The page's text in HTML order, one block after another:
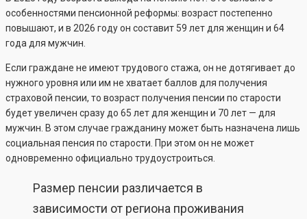
особенностями пенсионной реформы: возраст постепенно
повышают, и в 2026 году он составит 59 лет для женщин и 64
года для мужчин.
Если граждане не имеют трудового стажа, он не дотягивает до
нужного уровня или им не хватает баллов для получения
страховой пенсии, то возраст получения пенсии по старости
будет увеличен сразу до 65 лет для женщин и 70 лет — для
мужчин. В этом случае гражданину может быть назначена лишь
социальная пенсия по старости. При этом он не может
одновременно официально трудоустроиться.
Размер пенсии различается в
зависимости от региона проживания